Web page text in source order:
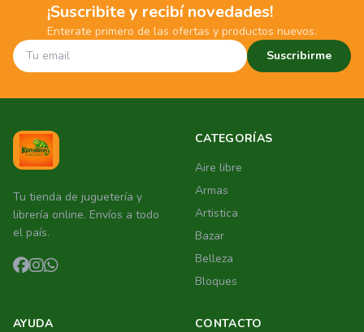
¡Suscribite y recibí novedades!
Enterate primero de las ofertas y productos nuevos.
Suscribirme
Tu tienda de juguetería y
librería online. Envíos a todo
el país.
CATEGORÍAS
Aire libre
Armas
Artistica
Bazar
Belleza
Bloques
AYUDA
CONTACTO